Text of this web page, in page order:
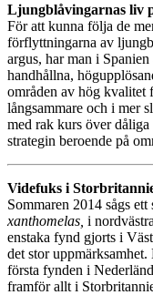
Ljungblåvingarnas liv
För att kunna följa de
förflyttningarna av
argus, har man i Spanien
handhållna,
områden av hög kvalitet
långsammare och i mer
med rak kurs över dåliga
strategin beroende på
Videfuks i
Sommaren 2014 sågs
xanthomelas, i
enstaka fynd gjorts i
det stor
första fynden i
framför allt i